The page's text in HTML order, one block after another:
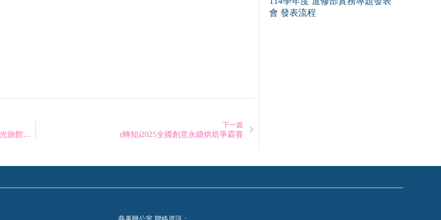
本系 楊淑美同學 榮獲2025第二屆台灣觀光金獎 觀光旅館及旅館業從業人員
下一篇
(轉知)2025全國創意永續烘焙爭霸賽
會 發表流程